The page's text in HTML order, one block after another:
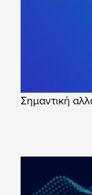
Σημαντική